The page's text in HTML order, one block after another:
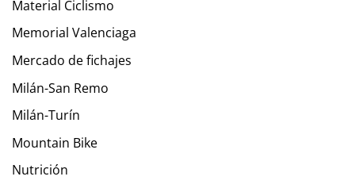
Material Ciclismo
Memorial Valenciaga
Mercado de fichajes
Milán-San Remo
Milán-Turín
Mountain Bike
Nutrición